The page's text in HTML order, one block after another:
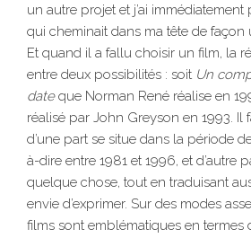
un autre projet et j’ai
qui cheminait dans ma tête de façon
Et quand il a fallu choisir un film, la
entre deux possibilités : soit Un
dateque Norman René réalise en
réalisé par John Greyson en 1993. Il
d’une part se situe dans la période
à-dire entre 1981 et 1996, et d’autre
quelque chose, tout en traduisant
envie d’exprimer. Sur des modes
films sont emblématiques en termes